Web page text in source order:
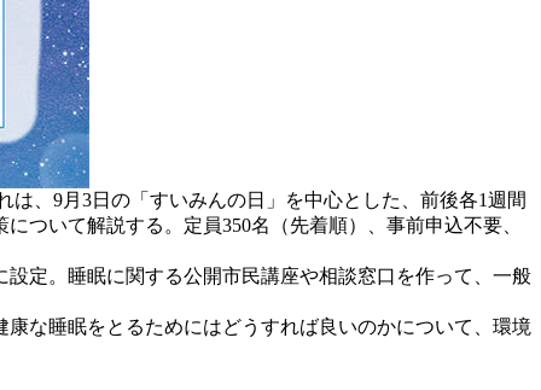
、9月3日の「すいみんの日」を中心とした、前後各1週間
ついて解説する。定員350名（先着順）、事前申込不要、
定。睡眠に関する公開市民講座や相談窓口を作って、一般
な睡眠をとるためにはどうすれば良いのかについて、環境